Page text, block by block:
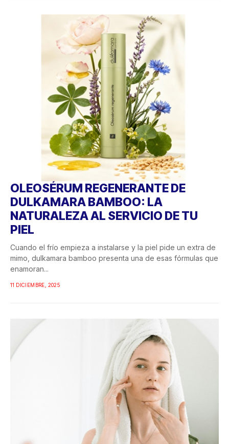
OLEOSÉRUM REGENERANTE DE
DULKAMARA BAMBOO: LA
NATURALEZA AL SERVICIO DE TU
PIEL
Cuando el frío empieza a instalarse y la piel pide un extra de
mimo, dulkamara bamboo presenta una de esas fórmulas que
enamoran...
11 DICIEMBRE, 2025